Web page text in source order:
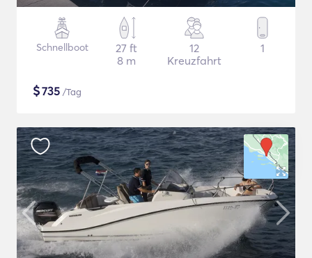
Schnellboot
27 ft
8 m
12
Kreuzfahrt
1
$735 /Tag